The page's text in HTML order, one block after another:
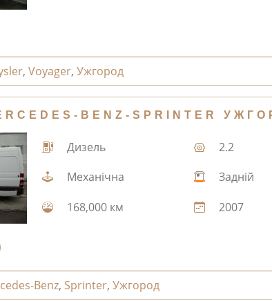
,Voyager,Ужгород
BENZ-SPRINTER
Дизель
2.2
Механічна
Задній
168,000 км
2007
Benz, Sprinter,Ужгород